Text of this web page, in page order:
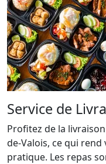
Service de
Profitez de la
de-Valois, ce qui
pratique. Les repas